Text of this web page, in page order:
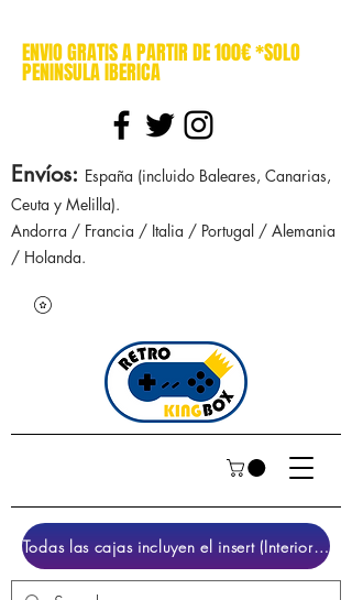
ENVIO GRATIS A PARTIR DE 100€ *SOLO
PENINSULA IBERICA
Envíos: España (incluido Baleares, Canarias,
Ceuta y Melilla).
Andorra / Francia / Italia / Portugal / Alemania
/ Holanda.
Todas las cajas incluyen el insert (Interior